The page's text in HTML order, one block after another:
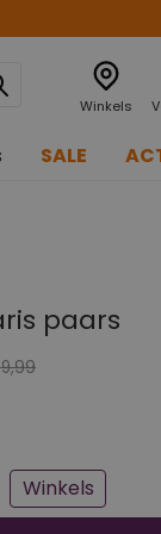
Winkels
SALE
paars
99
op voorraad
Winkels